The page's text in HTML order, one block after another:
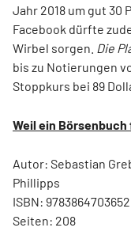
Jahr 2018 um gut 30
Facebook dürfte
Wirbel sorgen. Die
bis zu Notierungen
Stoppkurs bei 89
Weil ein
Autor: Sebastian
Phillipps
ISBN: 9783864703652
Seiten: 208